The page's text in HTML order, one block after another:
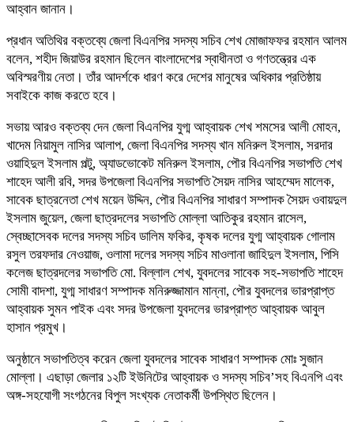
আহ্বান জানান।
প্রধান অতিথির বক্তব্যে জেলা বিএনপির সদস্য সচিব শেখ মোজাফফর রহমান আলম
বলেন, শহীদ জিয়াউর রহমান ছিলেন বাংলাদেশের স্বাধীনতা ও গণতন্ত্রের এক
অবিস্মরণীয় নেতা। তাঁর আদর্শকে ধারণ করে দেশের মানুষের অধিকার প্রতিষ্ঠায়
সবাইকে কাজ করতে হবে।
সভায় আরও বক্তব্য দেন জেলা বিএনপির যুগ্ম আহ্বায়ক শেখ শমসের আলী মোহন,
খাদেম নিয়ামুল নাসির আলাপ, জেলা বিএনপির সদস্য খান মনিরুল ইসলাম, সরদার
ওয়াহিদুল ইসলাম পল্টু, অ্যাডভোকেট মনিরুল ইসলাম, পৌর বিএনপির সভাপতি শেখ
শাহেদ আলী রবি, সদর উপজেলা বিএনপির সভাপতি সৈয়দ নাসির আহম্মেদ মালেক,
সাবেক ছাত্রনেতা শেখ ময়েন উদ্দিন, পৌর বিএনপির সাধারণ সম্পাদক সৈয়দ ওবায়দুল
ইসলাম জুয়েল, জেলা ছাত্রদলের সভাপতি মোল্লা আতিকুর রহমান রাসেল,
স্বেচ্ছাসেবক দলের সদস্য সচিব ডালিম ফকির, কৃষক দলের যুগ্ম আহ্বায়ক গোলাম
রসুল তরফদার নেওয়াজ, ওলামা দলের সদস্য সচিব মাওলানা জাহিদুল ইসলাম, পিসি
কলেজ ছাত্রদলের সভাপতি মো. বিল্লাল শেখ, যুবদলের সাবেক সহ-সভাপতি শাহেদ
সোমী বাদশা, যুগ্ম সাধারণ সম্পাদক মনিরুজ্জামান মান্না, পৌর যুবদলের ভারপ্রাপ্ত
আহ্বায়ক সুমন পাইক এবং সদর উপজেলা যুবদলের ভারপ্রাপ্ত আহ্বায়ক আবুল
হাসান প্রমুখ।
অনুষ্ঠানে সভাপতিত্ব করেন জেলা যুবদলের সাবেক সাধারণ সম্পাদক মোঃ সুজান
মোল্লা। এছাড়া জেলার ১২টি ইউনিটের আহ্বায়ক ও সদস্য সচিব’সহ বিএনপি এবং
অঙ্গ-সহযোগী সংগঠনের বিপুল সংখ্যক নেতাকর্মী উপস্থিত ছিলেন।